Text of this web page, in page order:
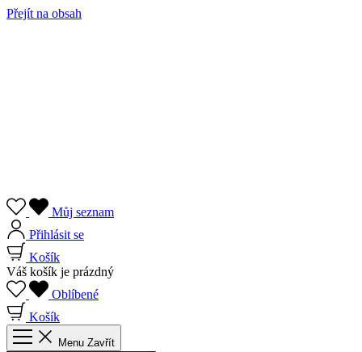
Přejít na obsah
Můj seznam
Přihlásit se
Košík
Váš košík je prázdný
Oblíbené
Košík
Menu Zavřít